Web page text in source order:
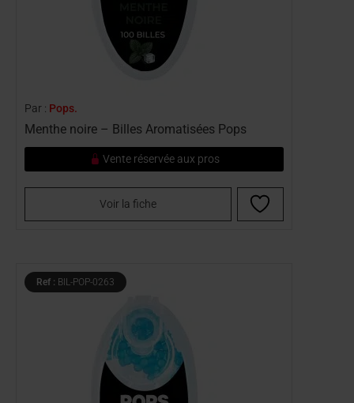
Par : Pops.
Menthe noire – Billes Aromatisées Pops
Vente réservée aux pros
Voir la fiche
Ref : BIL-POP-0263